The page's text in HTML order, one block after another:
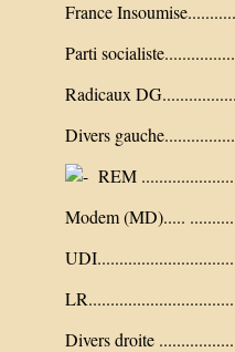
France
Parti
Radicaux
Divers
REM
Modem (MD).....
Divers droite